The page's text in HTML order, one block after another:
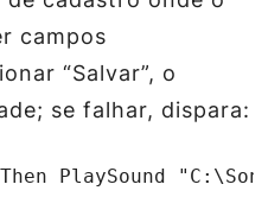
campos
“Salvar”, o
se falhar, dispara:
PlaySound